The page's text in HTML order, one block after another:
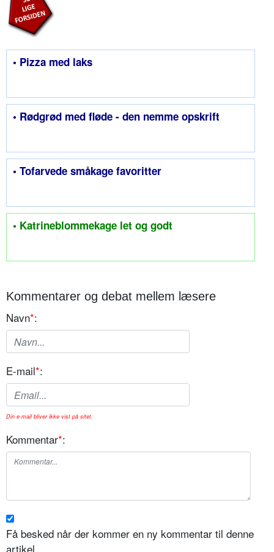
• Pizza med laks
• Rødgrød med fløde - den nemme opskrift
• Tofarvede småkage favoritter
• Katrineblommekage let og godt
Kommentarer og debat mellem læsere
Navn*:
E-mail*:
Din e-mail bliver ikke vist på sitet.
Kommentar*:
Få besked når der kommer en ny kommentar til denne
artikel